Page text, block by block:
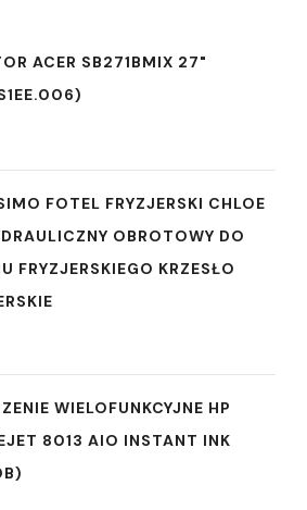
ACER SB271BMIX 27"
FOTEL FRYZJERSKI CHLOE
OBROTOWY DO
FRYZJERSKIEGO KRZESŁO
WIELOFUNKCYJNE HP
8013 AIO INSTANT INK